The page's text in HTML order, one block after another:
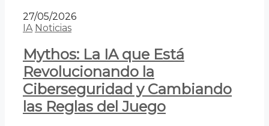
27/05/2026
IA Noticias
Mythos: La IA que Está
Revolucionando la
Ciberseguridad y Cambiando
las Reglas del Juego